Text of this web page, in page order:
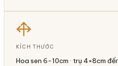
KÍCH THƯỚC
Hoa sen 6-10cm · trụ 4×8cm